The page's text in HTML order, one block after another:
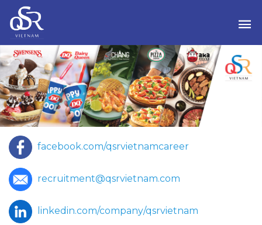
facebook.com/qsrvietnamcareer
recruitment@qsrvietnam.com
linkedin.com/company/qsrvietnam